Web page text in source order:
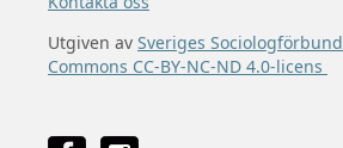
Utgiven av Sveriges Sociologförbund
Commons CC-BY-NC-ND 4.0-licens